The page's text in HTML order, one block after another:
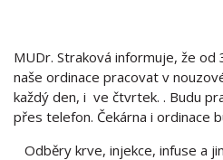
MUDr. Straková informuje, že od
naše ordinace pracovat v
každý den, i ve čtvrtek. . Budu
přes telefon. Čekárna i ordinace
Odběry krve, injekce, infuse a